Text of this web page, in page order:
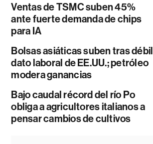
Ventas de TSMC suben 45%
ante fuerte demanda de chips
para IA
Bolsas asiáticas suben tras débil
dato laboral de EE.UU.; petróleo
modera ganancias
Bajo caudal récord del río Po
obliga a agricultores italianos a
pensar cambios de cultivos